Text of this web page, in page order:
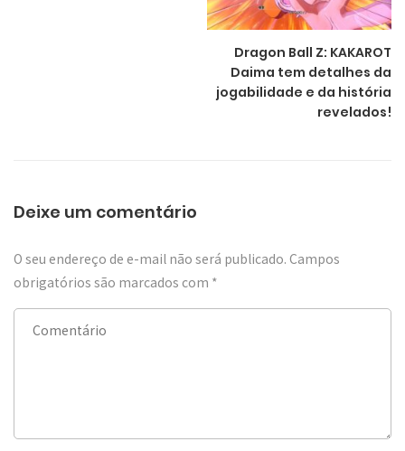
Dragon Ball Z: KAKAROT
Daima tem detalhes da
jogabilidade e da história
revelados!
Deixe um comentário
O seu endereço de e-mail não será publicado. Campos
obrigatórios são marcados com *